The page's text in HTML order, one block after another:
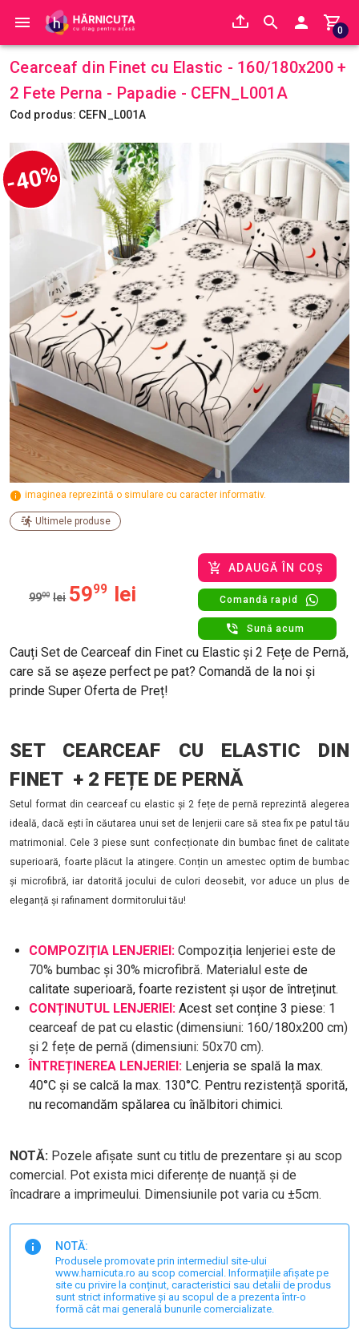
0
Cearceaf din Finet cu Elastic - 160/180x200 +
2 Fete Perna - Papadie - CEFN_L001A
Cod produs: CEFN_L001A
-40%
imaginea reprezintă o simulare cu caracter informativ.
Ultimele produse
9900 lei 5999 lei
ADAUGĂ ÎN COȘ
Comandă rapid
Sună acum
Cauți Set de Cearceaf din Finet cu Elastic și 2 Fețe de Pernă,
care să se așeze perfect pe pat? Comandă de la noi și
prinde Super Oferta de Preț!
SET CEARCEAF CU ELASTIC DIN
FINET + 2 FEȚE DE PERNĂ
Setul format din cearceaf cu elastic și 2 fețe de pernă reprezintă alegerea
ideală, dacă ești în căutarea unui set de lenjerii care să stea fix pe patul tău
matrimonial. Cele 3 piese sunt confecționate din bumbac finet de calitate
superioară, foarte plăcut la atingere. Conțin un amestec optim de bumbac
și microfibră, iar datorită jocului de culori deosebit, vor aduce un plus de
eleganță și rafinament dormitorului tău!
COMPOZIȚIA LENJERIEI: Compoziția lenjeriei este de
70% bumbac și 30% microfibră. Materialul este de
calitate superioară, foarte rezistent și ușor de întreținut.
CONȚINUTUL LENJERIEI: Acest set conține 3 piese: 1
cearceaf de pat cu elastic (dimensiuni: 160/180x200 cm)
și 2 fețe de pernă (dimensiuni: 50x70 cm).
ÎNTREȚINEREA LENJERIEI: Lenjeria se spală la max.
40°C și se calcă la max. 130°C. Pentru rezistență sporită,
nu recomandăm spălarea cu înălbitori chimici.
NOTĂ: Pozele afișate sunt cu titlu de prezentare și au scop
comercial. Pot exista mici diferențe de nuanță și de
încadrare a imprimeului. Dimensiunile pot varia cu ±5cm.
NOTĂ:
Produsele promovate prin intermediul site-ului
www.harnicuta.ro au scop comercial. Informațiile afișate pe
site cu privire la conținut, caracteristici sau detalii de produs
sunt strict informative și au scopul de a prezenta într-o
formă cât mai generală bunurile comercializate.